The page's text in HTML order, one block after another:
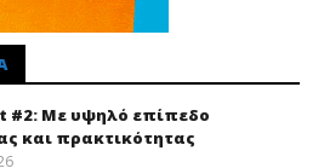
#2: Με υψηλό επίπεδο
και πρακτικότητας